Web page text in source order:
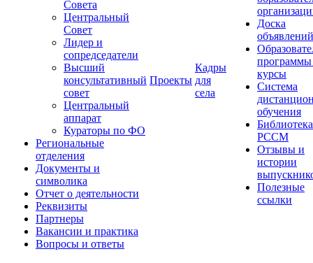
Совета
Центральный
Совет
Лидер и
сопредседатели
Высший
консультативный
совет
Центральный
аппарат
Кураторы по ФО
Региональные
отделения
Документы и
символика
Отчет о деятельности
Реквизиты
Партнеры
Вакансии и практика
Вопросы и ответы
Проекты
Кадры
для
села
Доска
объявлений
курсы
Система
обучения
Библиотека
РССМ
Отзывы и
истории
Полезные
ссылки